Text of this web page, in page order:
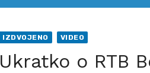
IZDVOJENO VIDEO
Ukratko o RTB